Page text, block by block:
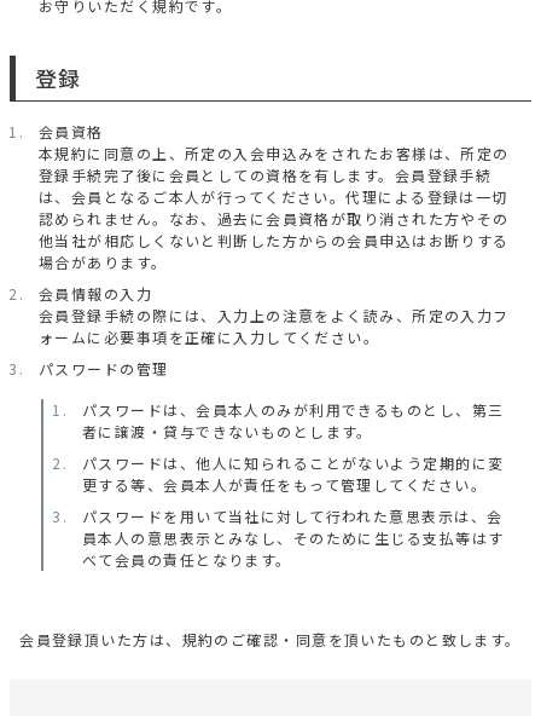
お守りいただく規約です。
登録
会員資格
本規約に同意の上、所定の入会申込みをされたお客様は、所定の
登録手続完了後に会員としての資格を有します。会員登録手続
は、会員となるご本人が行ってください。代理による登録は一切
認められません。なお、過去に会員資格が取り消された方やその
他当社が相応しくないと判断した方からの会員申込はお断りする
場合があります。
会員情報の入力
会員登録手続の際には、入力上の注意をよく読み、所定の入力フ
ォームに必要事項を正確に入力してください。
パスワードの管理
パスワードは、会員本人のみが利用できるものとし、第三
者に譲渡・貸与できないものとします。
パスワードは、他人に知られることがないよう定期的に変
更する等、会員本人が責任をもって管理してください。
パスワードを用いて当社に対して行われた意思表示は、会
員本人の意思表示とみなし、そのために生じる支払等はす
べて会員の責任となります。
会員登録頂いた方は、規約のご確認・同意を頂いたものと致します。